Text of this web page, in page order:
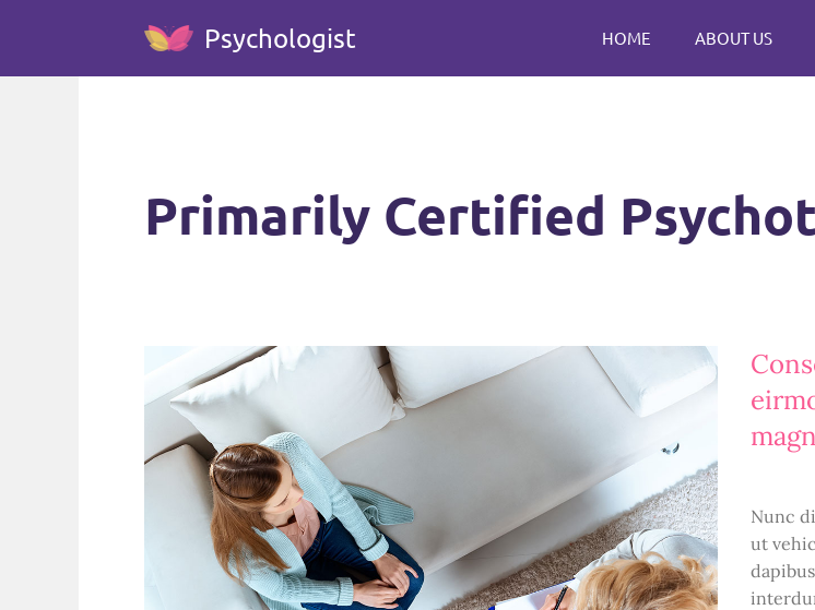
Psychologist HOME ABOUT US
Primarily Certified
Nunc
ut